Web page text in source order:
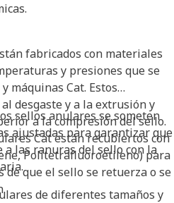
fabricados con materiales
y presiones que se
máquinas Cat. Estos
desgaste y a la extrusión y
a la compresión del sello.
Cat están recubiertos con
Politetrafluoroetileno) para
que el sello se retuerza o se
sellos anulares se someten
ajustadas para garantizar que
a las ranuras del sello con la
de diferentes tamaños y